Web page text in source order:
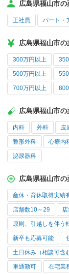
広島県福山市
正社員 パート・
広島県福山市
300万円以上
500万円以上
700万円以上
広島県福山市
内科 外科 皮
整形外科 心療内
泌尿器科
広島県福山市
産休・育休取得実績
店舗数10～29
原則、引越しを伴う
新卒も応募可能
土日休み（相談可含
車通勤可 在宅業